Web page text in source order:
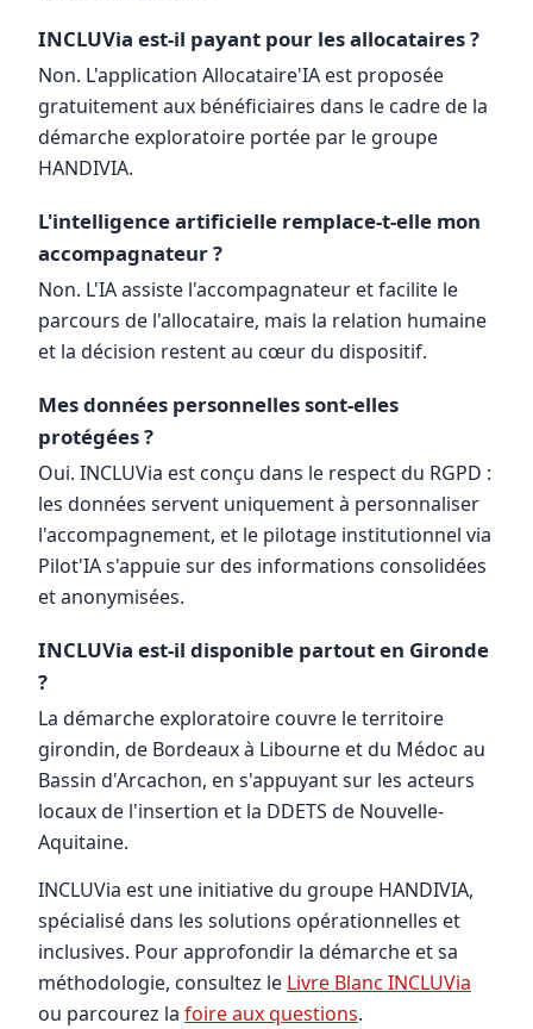
INCLUVia est-il payant pour les allocataires ?
Non. L'application Allocataire'IA est proposée
gratuitement aux bénéficiaires dans le cadre de la
démarche exploratoire portée par le groupe
HANDIVIA.
L'intelligence artificielle remplace-t-elle mon
accompagnateur ?
Non. L'IA assiste l'accompagnateur et facilite le
parcours de l'allocataire, mais la relation humaine
et la décision restent au cœur du dispositif.
Mes données personnelles sont-elles
protégées ?
Oui. INCLUVia est conçu dans le respect du RGPD :
les données servent uniquement à personnaliser
l'accompagnement, et le pilotage institutionnel via
Pilot'IA s'appuie sur des informations consolidées
et anonymisées.
INCLUVia est-il disponible partout en Gironde
?
La démarche exploratoire couvre le territoire
girondin, de Bordeaux à Libourne et du Médoc au
Bassin d'Arcachon, en s'appuyant sur les acteurs
locaux de l'insertion et la DDETS de Nouvelle-
Aquitaine.
INCLUVia est une initiative du groupe HANDIVIA,
spécialisé dans les solutions opérationnelles et
inclusives. Pour approfondir la démarche et sa
méthodologie, consultez le Livre Blanc INCLUVia
ou parcourez la foire aux questions.